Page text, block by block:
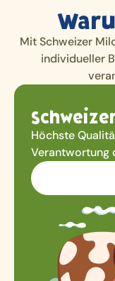
Mit Schweizer
individueller
Höchste
Verantwortung